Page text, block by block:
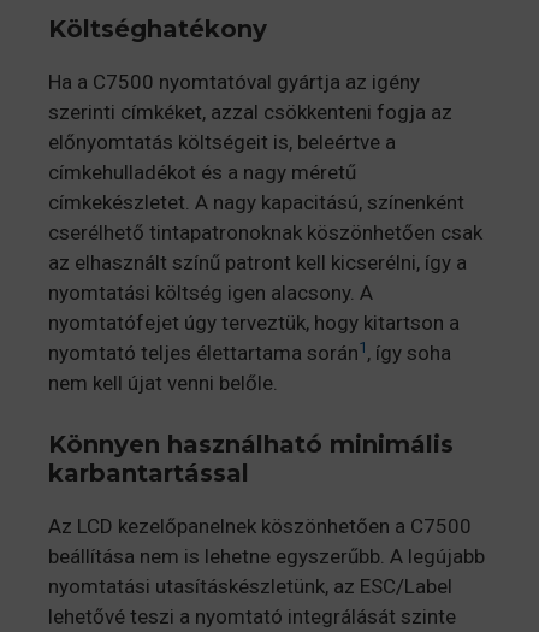
Költséghatékony
Ha a C7500 nyomtatóval gyártja az igény
szerinti címkéket, azzal csökkenteni fogja az
előnyomtatás költségeit is, beleértve a
címkehulladékot és a nagy méretű
címkekészletet. A nagy kapacitású, színenként
cserélhető tintapatronoknak köszönhetően csak
az elhasznált színű patront kell kicserélni, így a
nyomtatási költség igen alacsony. A
nyomtatófejet úgy terveztük, hogy kitartson a
nyomtató teljes élettartama során1 , így soha
nem kell újat venni belőle.
Könnyen használható minimális
karbantartással
Az LCD kezelőpanelnek köszönhetően a C7500
beállítása nem is lehetne egyszerűbb. A legújabb
nyomtatási utasításkészletünk, az ESC/Label
lehetővé teszi a nyomtató integrálását szinte